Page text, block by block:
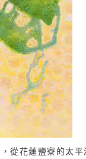
從花蓮鹽寮的太